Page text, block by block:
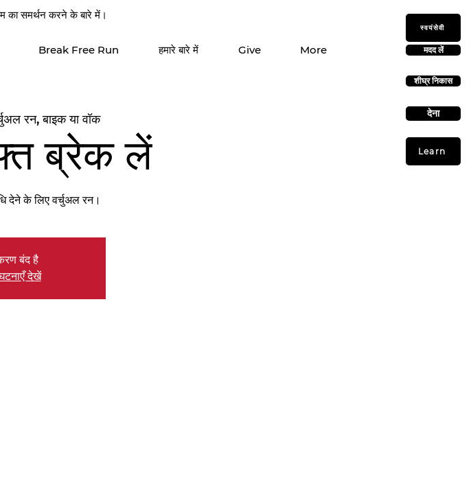
Learn
शीघ्र निकास
मदद लें
देना
स्वयंसेवी
का समर्थन करने के बारे में।
Break Free Run हमारे बारे में Give More
रन, बाइक या वॉक
ब्रेक लें
देने के लिए वर्चुअल रन।
बंद है
देखें